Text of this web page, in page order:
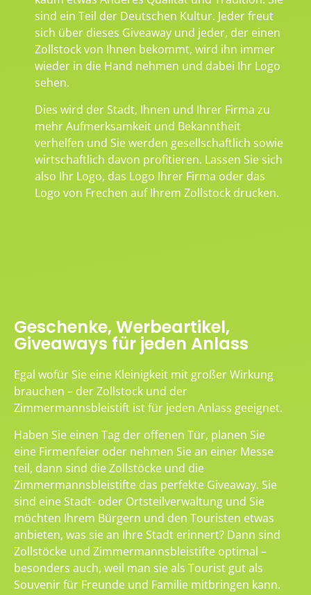
sind ein Teil der Deutschen Kultur. Jeder freut
sich über dieses Giveaway und jeder, der einen
Zollstock von Ihnen bekommt, wird ihn immer
wieder in die Hand nehmen und dabei Ihr Logo
sehen.
Dies wird der Stadt, Ihnen und Ihrer Firma zu
mehr Aufmerksamkeit und Bekanntheit
verhelfen und Sie werden gesellschaftlich sowie
wirtschaftlich davon profitieren. Lassen Sie sich
also Ihr Logo, das Logo Ihrer Firma oder das
Logo von Frechen auf Ihrem Zollstock drucken.
Geschenke, Werbeartikel,
Giveaways für jeden Anlass
Egal wofür Sie eine Kleinigkeit mit großer Wirkung
brauchen – der Zollstock und der
Zimmermannsbleistift ist für jeden Anlass geeignet.
Haben Sie einen Tag der offenen Tür, planen Sie
eine Firmenfeier oder nehmen Sie an einer Messe
teil, dann sind die Zollstöcke und die
Zimmermannsbleistifte das perfekte Giveaway. Sie
sind eine Stadt- oder Ortsteilverwaltung und Sie
möchten Ihrem Bürgern und den Touristen etwas
anbieten, was sie an Ihre Stadt erinnert? Dann sind
Zollstöcke und Zimmermannsbleistifte optimal –
besonders auch, weil man sie als Tourist gut als
Souvenir für Freunde und Familie mitbringen kann.